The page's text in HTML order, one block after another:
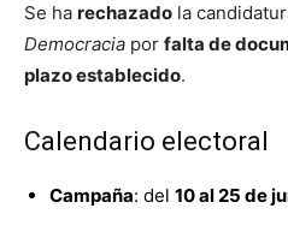
Se ha rechazado la
Democracia por falta de
plazo establecido.
Calendario electoral
Campaña: del 10 al 25 de